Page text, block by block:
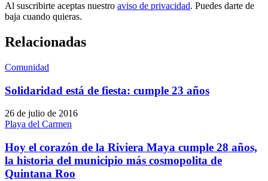
Al suscribirte aceptas nuestro aviso de privacidad. Puedes darte de
baja cuando quieras.
Relacionadas
Comunidad
Solidaridad está de fiesta: cumple 23 años
26 de julio de 2016
Playa del Carmen
Hoy el corazón de la Riviera Maya cumple 28 años,
la historia del municipio más cosmopolita de
Quintana Roo